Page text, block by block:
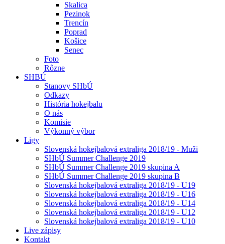
Skalica
Pezinok
Trencín
Poprad
Košice
Senec
Foto
Rôzne
SHBÚ
Stanovy SHbÚ
Odkazy
História hokejbalu
O nás
Komisie
Výkonný výbor
Ligy
Slovenská hokejbalová extraliga 2018/19 - Muži
SHbÚ Summer Challenge 2019
SHbÚ Summer Challenge 2019 skupina A
SHbÚ Summer Challenge 2019 skupina B
Slovenská hokejbalová extraliga 2018/19 - U19
Slovenská hokejbalová extraliga 2018/19 - U16
Slovenská hokejbalová extraliga 2018/19 - U14
Slovenská hokejbalová extraliga 2018/19 - U12
Slovenská hokejbalová extraliga 2018/19 - U10
Live zápisy
Kontakt